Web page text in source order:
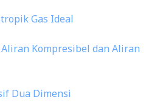
Gas Ideal
Kompresibel dan Aliran
Dua Dimensi